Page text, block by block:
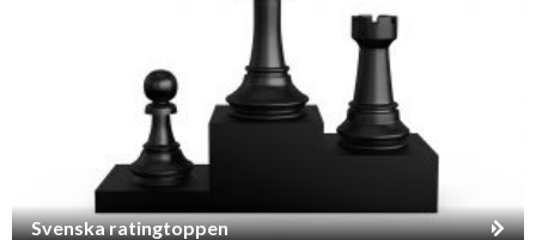
Svenska ratingtoppen